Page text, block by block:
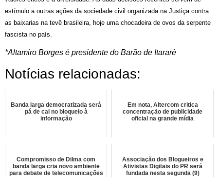
estímulo a outras ações da sociedade civil organizada na Justiça contra
as baixarias na tevê brasileira, hoje uma chocadeira de ovos da serpente
fascista no país.
*Altamiro Borges é presidente do Barão de Itararé
Notícias relacionadas:
Banda larga democratizada será
pá de cal no bloqueio à
informação
Em nota, Altercom critica
concentração de publicidade
oficial na grande mídia
Compromisso de Dilma com
banda larga cria novo ambiente
para debate de telecomunicações
Associação dos Blogueiros e
Ativistas Digitais do PR será
fundada nesta segunda (9)